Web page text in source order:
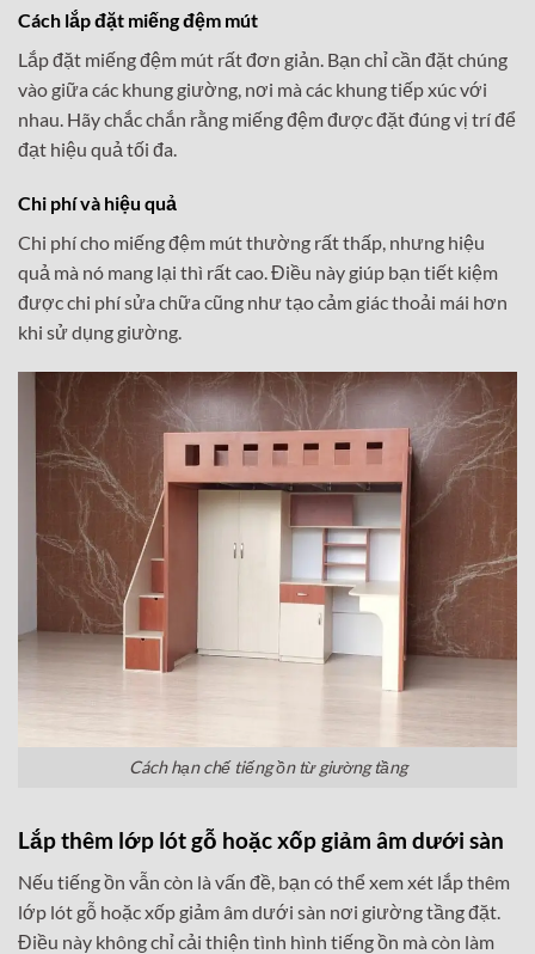
Cách lắp đặt miếng đệm mút
Lắp đặt miếng đệm mút rất đơn giản. Bạn chỉ cần đặt chúng
vào giữa các khung giường, nơi mà các khung tiếp xúc với
nhau. Hãy chắc chắn rằng miếng đệm được đặt đúng vị trí để
đạt hiệu quả tối đa.
Chi phí và hiệu quả
Chi phí cho miếng đệm mút thường rất thấp, nhưng hiệu
quả mà nó mang lại thì rất cao. Điều này giúp bạn tiết kiệm
được chi phí sửa chữa cũng như tạo cảm giác thoải mái hơn
khi sử dụng giường.
Cách hạn chế tiếng ồn từ giường tầng
Lắp thêm lớp lót gỗ hoặc xốp giảm âm dưới sàn
Nếu tiếng ồn vẫn còn là vấn đề, bạn có thể xem xét lắp thêm
lớp lót gỗ hoặc xốp giảm âm dưới sàn nơi giường tầng đặt.
Điều này không chỉ cải thiện tình hình tiếng ồn mà còn làm